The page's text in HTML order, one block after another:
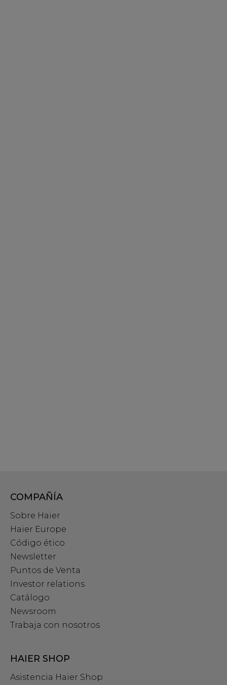
COMPAÑÍA
Sobre Haier
Haier Europe
Código ético
Newsletter
Puntos de Venta
Investor relations
Catálogo
Newsroom
Trabaja con nosotros
HAIER SHOP
Asistencia Haier Shop